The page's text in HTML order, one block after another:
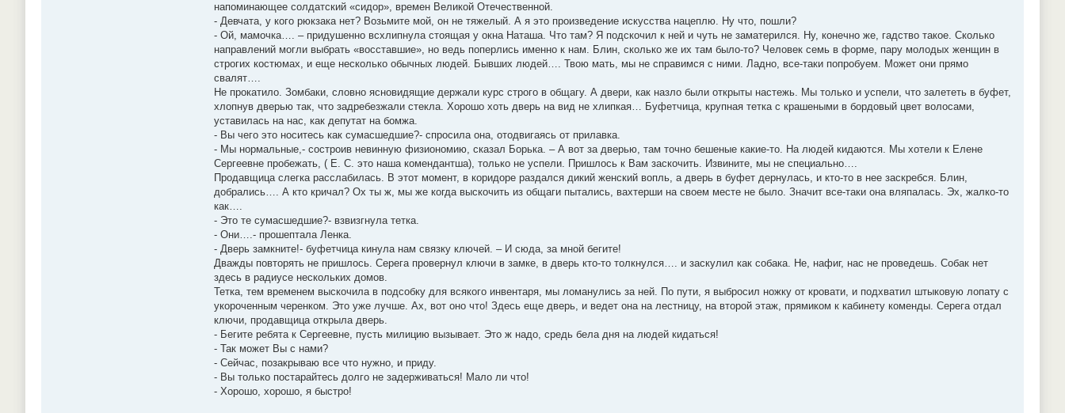
напоминающее солдатский «сидор», времен Великой Отечественной.
- Девчата, у кого рюкзака нет? Возьмите мой, он не тяжелый. А я это произведение искусства нацеплю. Ну что, пошли?
- Ой, мамочка…. – придушенно всхлипнула стоящая у окна Наташа. Что там? Я подскочил к ней и чуть не заматерился. Ну, конечно же, гадство такое. Сколько
направлений могли выбрать «восставшие», но ведь поперлись именно к нам. Блин, сколько же их там было-то? Человек семь в форме, пару молодых женщин в
строгих костюмах, и еще несколько обычных людей. Бывших людей…. Твою мать, мы не справимся с ними. Ладно, все-таки попробуем. Может они прямо
свалят….
Не прокатило. Зомбаки, словно ясновидящие держали курс строго в общагу. А двери, как назло были открыты настежь. Мы только и успели, что залететь в буфет,
хлопнув дверью так, что задребезжали стекла. Хорошо хоть дверь на вид не хлипкая… Буфетчица, крупная тетка с крашеными в бордовый цвет волосами,
уставилась на нас, как депутат на бомжа.
- Вы чего это носитесь как сумасшедшие?- спросила она, отодвигаясь от прилавка.
- Мы нормальные,- состроив невинную физиономию, сказал Борька. – А вот за дверью, там точно бешеные какие-то. На людей кидаются. Мы хотели к Елене
Сергеевне пробежать, ( Е. С. это наша комендантша), только не успели. Пришлось к Вам заскочить. Извините, мы не специально….
Продавщица слегка расслабилась. В этот момент, в коридоре раздался дикий женский вопль, а дверь в буфет дернулась, и кто-то в нее заскребся. Блин,
добрались…. А кто кричал? Ох ты ж, мы же когда выскочить из общаги пытались, вахтерши на своем месте не было. Значит все-таки она вляпалась. Эх, жалко-то
как….
- Это те сумасшедшие?- взвизгнула тетка.
- Они….- прошептала Ленка.
- Дверь замкните!- буфетчица кинула нам связку ключей. – И сюда, за мной бегите!
Дважды повторять не пришлось. Серега провернул ключи в замке, в дверь кто-то толкнулся…. и заскулил как собака. Не, нафиг, нас не проведешь. Собак нет
здесь в радиусе нескольких домов.
Тетка, тем временем выскочила в подсобку для всякого инвентаря, мы ломанулись за ней. По пути, я выбросил ножку от кровати, и подхватил штыковую лопату с
укороченным черенком. Это уже лучше. Ах, вот оно что! Здесь еще дверь, и ведет она на лестницу, на второй этаж, прямиком к кабинету коменды. Серега отдал
ключи, продавщица открыла дверь.
- Бегите ребята к Сергеевне, пусть милицию вызывает. Это ж надо, средь бела дня на людей кидаться!
- Так может Вы с нами?
- Сейчас, позакрываю все что нужно, и приду.
- Вы только постарайтесь долго не задерживаться! Мало ли что!
- Хорошо, хорошо, я быстро!